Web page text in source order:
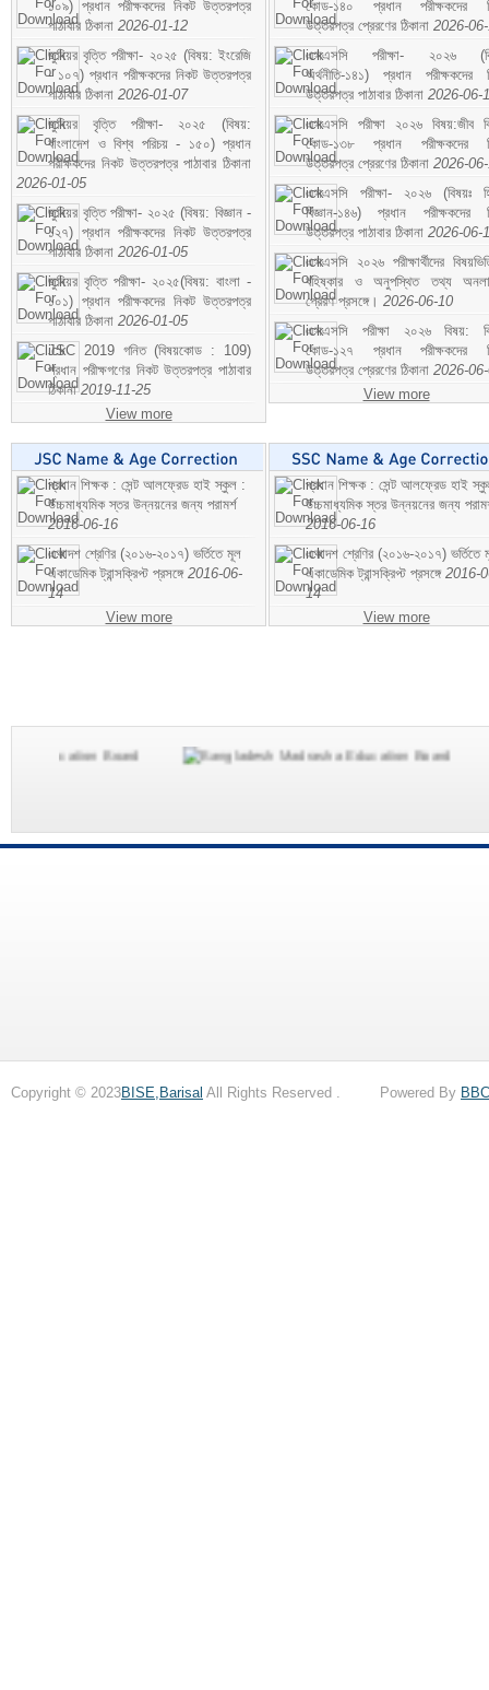
১০৯) প্রধান পরীক্ষকদের নিকট উত্তরপত্র
পাঠাবার ঠিকানা 2026-01-12
জুনিয়র বৃত্তি পরীক্ষা- ২০২৫ (বিষয়: ইংরেজি
- ১০৭) প্রধান পরীক্ষকদের নিকট উত্তরপত্র
পাঠাবার ঠিকানা 2026-01-07
জুনিয়র বৃত্তি পরীক্ষা- ২০২৫ (বিষয়:
বাংলাদেশ ও বিশ্ব পরিচয় - ১৫০) প্রধান
পরীক্ষকদের নিকট উত্তরপত্র পাঠাবার ঠিকানা
2026-01-05
জুনিয়র বৃত্তি পরীক্ষা- ২০২৫ (বিষয়: বিজ্ঞান -
১২৭) প্রধান পরীক্ষকদের নিকট উত্তরপত্র
পাঠাবার ঠিকানা 2026-01-05
জুনিয়র বৃত্তি পরীক্ষা- ২০২৫(বিষয়: বাংলা -
১০১) প্রধান পরীক্ষকদের নিকট উত্তরপত্র
পাঠাবার ঠিকানা 2026-01-05
JSC 2019 গনিত (বিষয়কোড : 109)
প্রধান পরীক্ষগণের নিকট উত্তরপত্র পাঠাবার
ঠিকানা2019-11-25
View more
কোড-১৪০ প্রধান পরীক্ষকদের
উত্তরপত্র প্রেরণের ঠিকানা 2026-
এসএসসি পরীক্ষা- ২০২৬
অর্থনীতি-১৪১) প্রধান পরীক্ষকদের
উত্তরপত্র পাঠাবার ঠিকানা 2026-06-
এসএসসি পরীক্ষা ২০২৬ বিষয়:জীব
কোড-১৩৮ প্রধান পরীক্ষকদের
উত্তরপত্র প্রেরণের ঠিকানা 2026-
এসএসসি পরীক্ষা- ২০২৬ (বিষয়ঃ
বিজ্ঞান-১৪৬) প্রধান পরীক্ষকদের
উত্তরপত্র পাঠাবার ঠিকানা 2026-06-
এসএসসি ২০২৬ পরীক্ষার্থীদের
বহিষ্কার ও অনুপস্থিত তথ্য
প্রেরণ প্রসঙ্গে। 2026-06-10
এসএসসি পরীক্ষা ২০২৬ বিষয়:
কোড-১২৭ প্রধান পরীক্ষকদের
উত্তরপত্র প্রেরণের ঠিকানা 2026-
View more
প্রধান শিক্ষক : সেন্ট আলফ্রেড হাই স্কুল :
উচ্চমাধ্যমিক স্তর উন্নয়নের জন্য পরামর্শ
2016-06-16
একাদশ শ্রেণির (২০১৬-২০১৭) ভর্তিতে মূল
একাডেমিক ট্রান্সক্রিপ্ট প্রসঙ্গে 2016-06-
14
View more
প্রধান শিক্ষক : সেন্ট আলফ্রেড হাই
উচ্চমাধ্যমিক স্তর উন্নয়নের জন্য
2016-06-16
একাদশ শ্রেণির (২০১৬-২০১৭) ভর্তিতে
একাডেমিক ট্রান্সক্রিপ্ট প্রসঙ্গে 2016-
14
View more
Copyright © 2023BISE,Barisal All Rights Reserved . Powered By